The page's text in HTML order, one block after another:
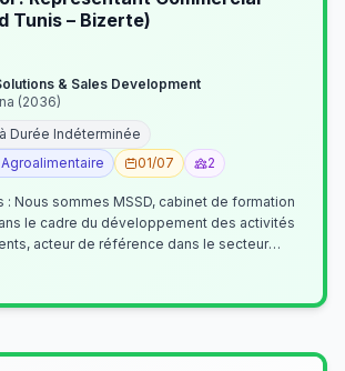
Tunis – Bizerte)
& Sales Development
(2036)
Durée Indéterminée
01/07 2
: Nous sommes MSSD, cabinet de formation
le cadre du développement des activités
acteur de référence dans le secteur